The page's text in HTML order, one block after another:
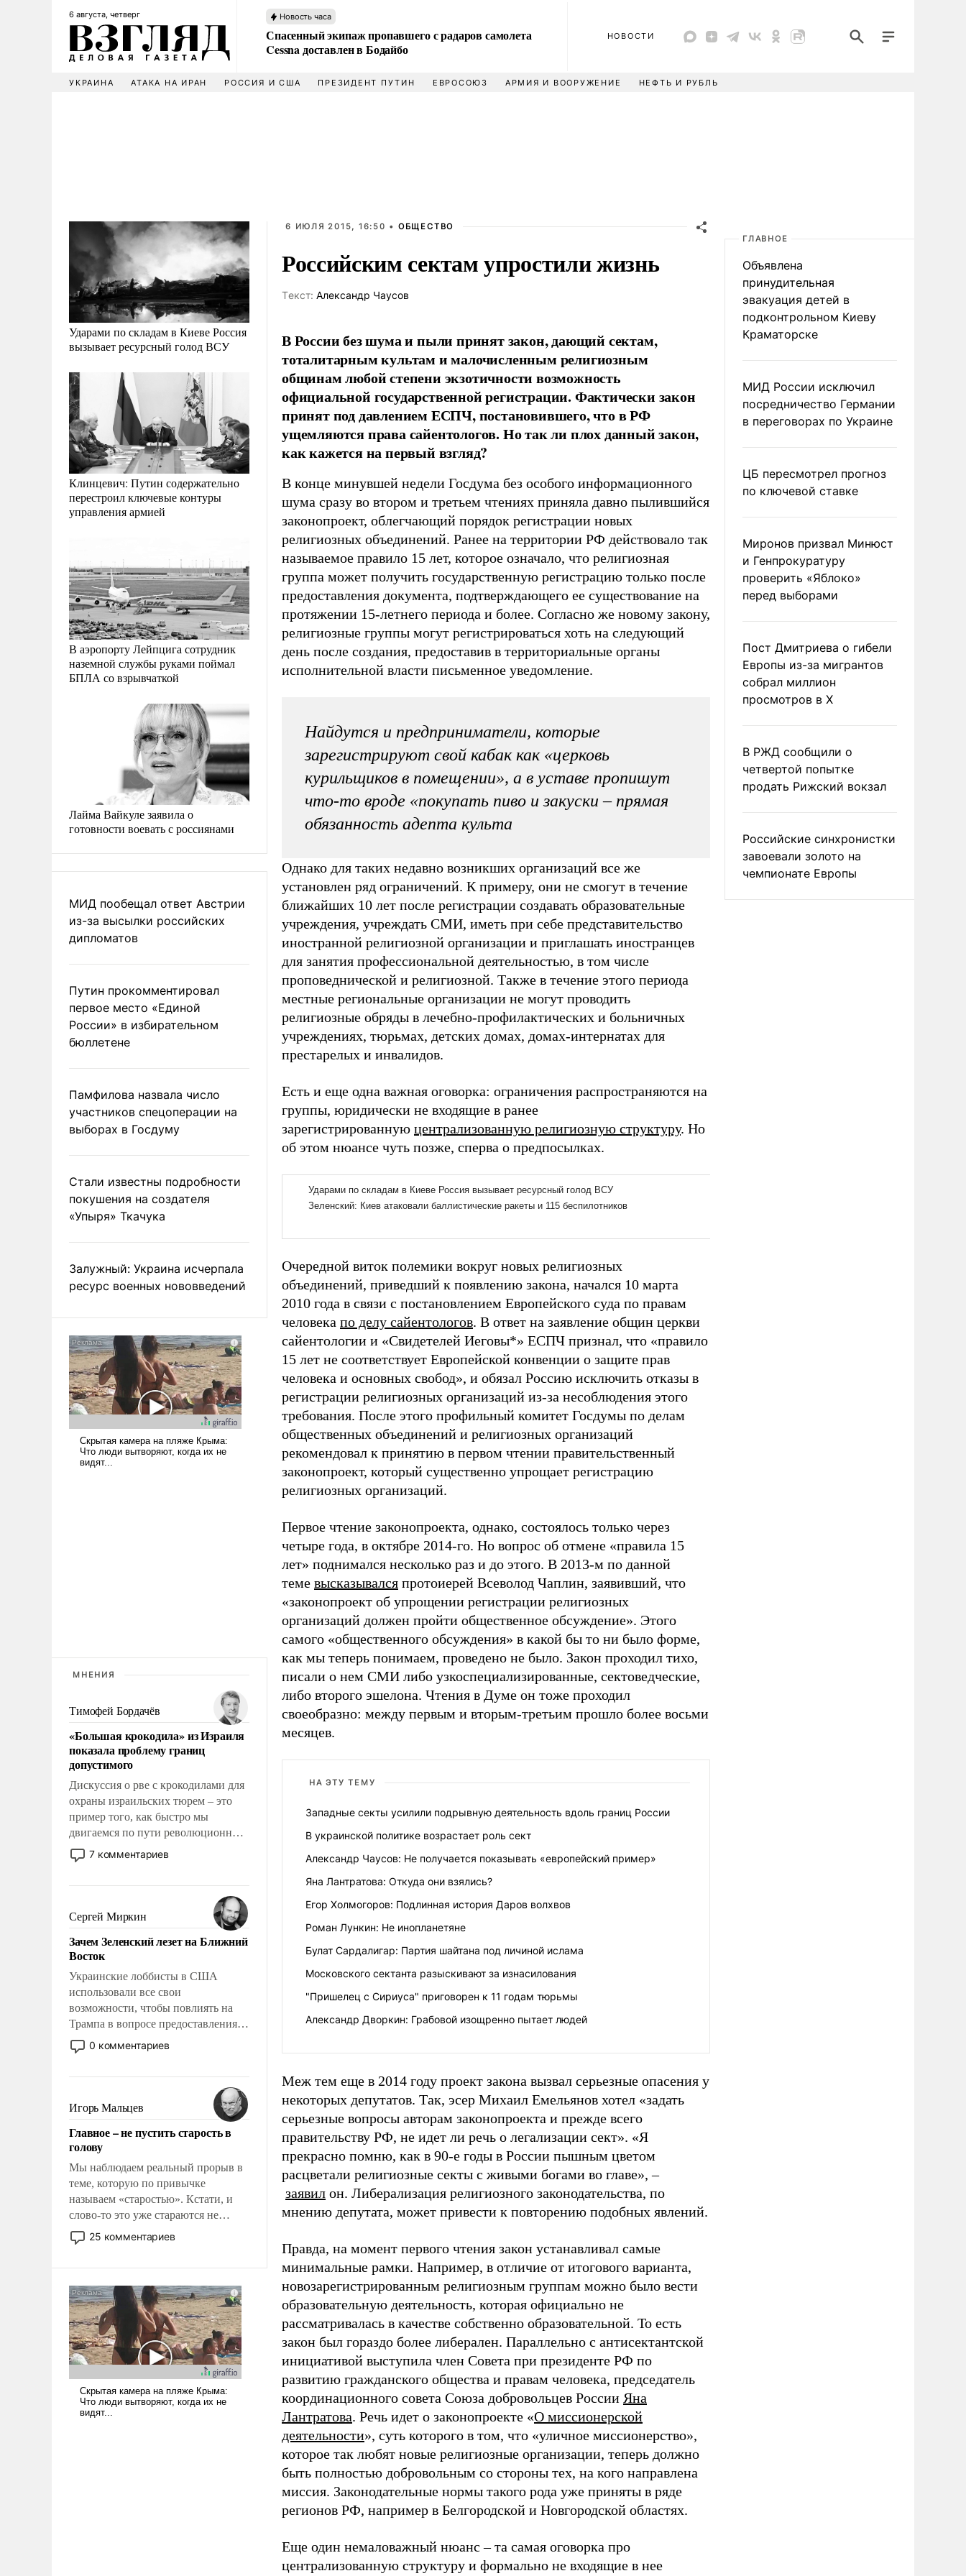
6 августа, четверг Новость часа
Спасенный экипаж пропавшего с радаров самолета
Cessna доставлен в Бодайбо
НОВОСТИ
УКРАИНА АТАКА НА ИРАН РОССИЯ И США ПРЕЗИДЕНТ ПУТИН ЕВРОСОЮЗ АРМИЯ И ВООРУЖЕНИЕ НЕФТЬ И РУБЛЬ
Ударами по складам в Киеве Россия
вызывает ресурсный голод ВСУ
Клинцевич: Путин содержательно
перестроил ключевые контуры
управления армией
В аэропорту Лейпцига сотрудник
наземной службы руками поймал
БПЛА со взрывчаткой
Лайма Вайкуле заявила о
готовности воевать с россиянами
МИД пообещал ответ Австрии
из-за высылки российских
дипломатов
Путин прокомментировал
первое место «Единой
России» в избирательном
бюллетене
Памфилова назвала число
участников спецоперации на
выборах в Госдуму
Стали известны подробности
покушения на создателя
«Упыря» Ткачука
Залужный: Украина исчерпала
ресурс военных нововведений
МНЕНИЯ
Тимофей Бордачёв
«Большая крокодила» из Израиля
показала проблему границ
допустимого
Дискуссия о рве с крокодилами для
охраны израильских тюрем – это
пример того, как быстро мы
двигаемся по пути революционных
изменений. То, что несколько лет
назад было образом для
7 комментариев
Сергей Миркин
Зачем Зеленский лезет на Ближний
Восток
Украинские лоббисты в США
использовали все свои
возможности, чтобы повлиять на
Трампа в вопросе предоставления
вооружений своим нанимателям.
Вероятно, кому-то из тех, кто
продемонстрировать, что Украина
вступила в вооруженное
противостояние с Ираном.
0 комментариев
Игорь Мальцев
Главное – не пустить старость в
голову
Мы наблюдаем реальный прорыв в
теме, которую по привычке
называем «старостью». Кстати, и
слово-то это уже стараются не
использовать – так же, как «бабка»,
«дед», – хотя бы в образованной
25 комментариев
6 ИЮЛЯ 2015, 16:50 • ОБЩЕСТВО
Российским сектам упростили жизнь
Tекст: Александр Чаусов
В России без шума и пыли принят закон, дающий сектам,
тоталитарным культам и малочисленным религиозным
общинам любой степени экзотичности возможность
официальной государственной регистрации. Фактически закон
принят под давлением ЕСПЧ, постановившего, что в РФ
ущемляются права сайентологов. Но так ли плох данный закон,
как кажется на первый взгляд?
В конце минувшей недели Госдума без особого информационного
шума сразу во втором и третьем чтениях приняла давно пылившийся
законопроект, облегчающий порядок регистрации новых
религиозных объединений. Ранее на территории РФ действовало так
называемое правило 15 лет, которое означало, что религиозная
группа может получить государственную регистрацию только после
предоставления документа, подтверждающего ее существование на
протяжении 15-летнего периода и более. Согласно же новому закону,
религиозные группы могут регистрироваться хоть на следующий
день после создания, предоставив в территориальные органы
исполнительной власти письменное уведомление.
Найдутся и предприниматели, которые
зарегистрируют свой кабак как «церковь
курильщиков в помещении», а в уставе пропишут
что-то вроде «покупать пиво и закуски – прямая
обязанность адепта культа
Однако для таких недавно возникших организаций все же
установлен ряд ограничений. К примеру, они не смогут в течение
ближайших 10 лет после регистрации создавать образовательные
учреждения, учреждать СМИ, иметь при себе представительство
иностранной религиозной организации и приглашать иностранцев
для занятия профессиональной деятельностью, в том числе
проповеднической и религиозной. Также в течение этого периода
местные региональные организации не могут проводить
религиозные обряды в лечебно-профилактических и больничных
учреждениях, тюрьмах, детских домах, домах-интернатах для
престарелых и инвалидов.
Есть и еще одна важная оговорка: ограничения распространяются на
группы, юридически не входящие в ранее
зарегистрированную централизованную религиозную структуру. Но
об этом нюансе чуть позже, сперва о предпосылках.
Очередной виток полемики вокруг новых религиозных
объединений, приведший к появлению закона, начался 10 марта
2010 года в связи с постановлением Европейского суда по правам
человека по делу сайентологов. В ответ на заявление общин церкви
сайентологии и «Свидетелей Иеговы*» ЕСПЧ признал, что «правило
15 лет не соответствует Европейской конвенции о защите прав
человека и основных свобод», и обязал Россию исключить отказы в
регистрации религиозных организаций из-за несоблюдения этого
требования. После этого профильный комитет Госдумы по делам
общественных объединений и религиозных организаций
рекомендовал к принятию в первом чтении правительственный
законопроект, который существенно упрощает регистрацию
религиозных организаций.
Первое чтение законопроекта, однако, состоялось только через
четыре года, в октябре 2014-го. Но вопрос об отмене «правила 15
лет» поднимался несколько раз и до этого. В 2013-м по данной
теме высказывался протоиерей Всеволод Чаплин, заявивший, что
«законопроект об упрощении регистрации религиозных
организаций должен пройти общественное обсуждение». Этого
самого «общественного обсуждения» в какой бы то ни было форме,
как мы теперь понимаем, проведено не было. Закон проходил тихо,
писали о нем СМИ либо узкоспециализированные, сектоведческие,
либо второго эшелона. Чтения в Думе он тоже проходил
своеобразно: между первым и вторым-третьим прошло более восьми
месяцев.
НА ЭТУ ТЕМУ
Западные секты усилили подрывную деятельность вдоль границ России
В украинской политике возрастает роль сект
Александр Чаусов: Не получается показывать «европейский пример»
Яна Лантратова: Откуда они взялись?
Егор Холмогоров: Подлинная история Даров волхвов
Роман Лункин: Не инопланетяне
Булат Сардалигар: Партия шайтана под личиной ислама
Московского сектанта разыскивают за изнасилования
"Пришелец с Сириуса" приговорен к 11 годам тюрьмы
Александр Дворкин: Грабовой изощренно пытает людей
Меж тем еще в 2014 году проект закона вызвал серьезные опасения у
некоторых депутатов. Так, эсер Михаил Емельянов хотел «задать
серьезные вопросы авторам законопроекта и прежде всего
правительству РФ, не идет ли речь о легализации сект». «Я
прекрасно помню, как в 90-е годы в России пышным цветом
расцветали религиозные секты с живыми богами во главе», –
заявил он. Либерализация религиозного законодательства, по
мнению депутата, может привести к повторению подобных явлений.
Правда, на момент первого чтения закон устанавливал самые
минимальные рамки. Например, в отличие от итогового варианта,
новозарегистрированным религиозным группам можно было вести
образовательную деятельность, которая официально не
рассматривалась в качестве собственно образовательной. То есть
закон был гораздо более либерален. Параллельно с антисектантской
инициативой выступила член Совета при президенте РФ по
развитию гражданского общества и правам человека, председатель
координационного совета Союза добровольцев России Яна
Лантратова. Речь идет о законопроекте «О миссионерской
деятельности», суть которого в том, что «уличное миссионерство»,
которое так любят новые религиозные организации, теперь должно
быть полностью добровольным со стороны тех, на кого направлена
миссия. Законодательные нормы такого рода уже приняты в ряде
регионов РФ, например в Белгородской и Новгородской областях.
Еще один немаловажный нюанс – та самая оговорка про
централизованную структуру и формально не входящие в нее
ГЛАВНОЕ
Объявлена
принудительная
эвакуация детей в
подконтрольном Киеву
Краматорске
МИД России исключил
посредничество Германии
в переговорах по Украине
ЦБ пересмотрел прогноз
по ключевой ставке
Миронов призвал Минюст
и Генпрокуратуру
проверить «Яблоко»
перед выборами
Пост Дмитриева о гибели
Европы из-за мигрантов
собрал миллион
просмотров в X
В РЖД сообщили о
четвертой попытке
продать Рижский вокзал
Российские синхронистки
завоевали золото на
чемпионате Европы